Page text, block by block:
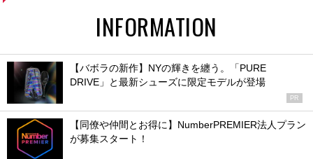
INFORMATION
【バボラの新作】NYの輝きを纏う。「PURE
DRIVE」と最新シューズに限定モデルが登場
PR
【同僚や仲間とお得に】NumberPREMIER法人プラン
が募集スタート！